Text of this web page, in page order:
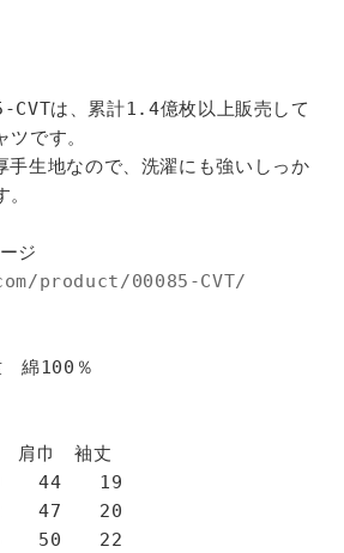
は、累計1.4億枚以上販売して
です。
生地なので、洗濯にも強いしっか
ジ
product/00085-CVT/
100％
巾 袖丈
44 19
47 20
50 22